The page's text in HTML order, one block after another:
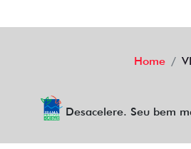
Home
Desacelere. Seu bem